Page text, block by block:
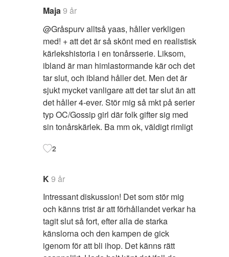
Maja9 år
@Gråspurv alltså yaas, håller verkligen
med! + att det är så skönt med en realistisk
kärlekshistoria i en tonårsserie. Liksom,
ibland är man himlastormande kär och det
tar slut, och ibland håller det. Men det är
sjukt mycket vanligare att det tar slut än att
det håller 4-ever. Stör mig så mkt på serier
typ OC/Gossip girl där folk gifter sig med
sin tonårskärlek. Ba mm ok, väldigt rimligt
2
K9 år
Intressant diskussion! Det som stör mig
och känns trist är att förhållandet verkar ha
tagit slut så fort, efter alla de starka
känslorna och den kampen de gick
igenom för att bli ihop. Det känns rätt